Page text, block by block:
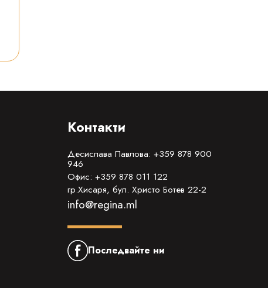
Контакти
Десислава Павлова: +359 878 900
946
Офис: +359 878 011 122
гр.Хисаря, бул. Христо Ботев 22-2
info@regina.ml
Последвайте ни